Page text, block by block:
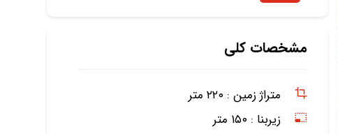
مشخصات کلی
متراژ زمین : ۲۲۰ متر
زیربنا : ۱۵۰ متر